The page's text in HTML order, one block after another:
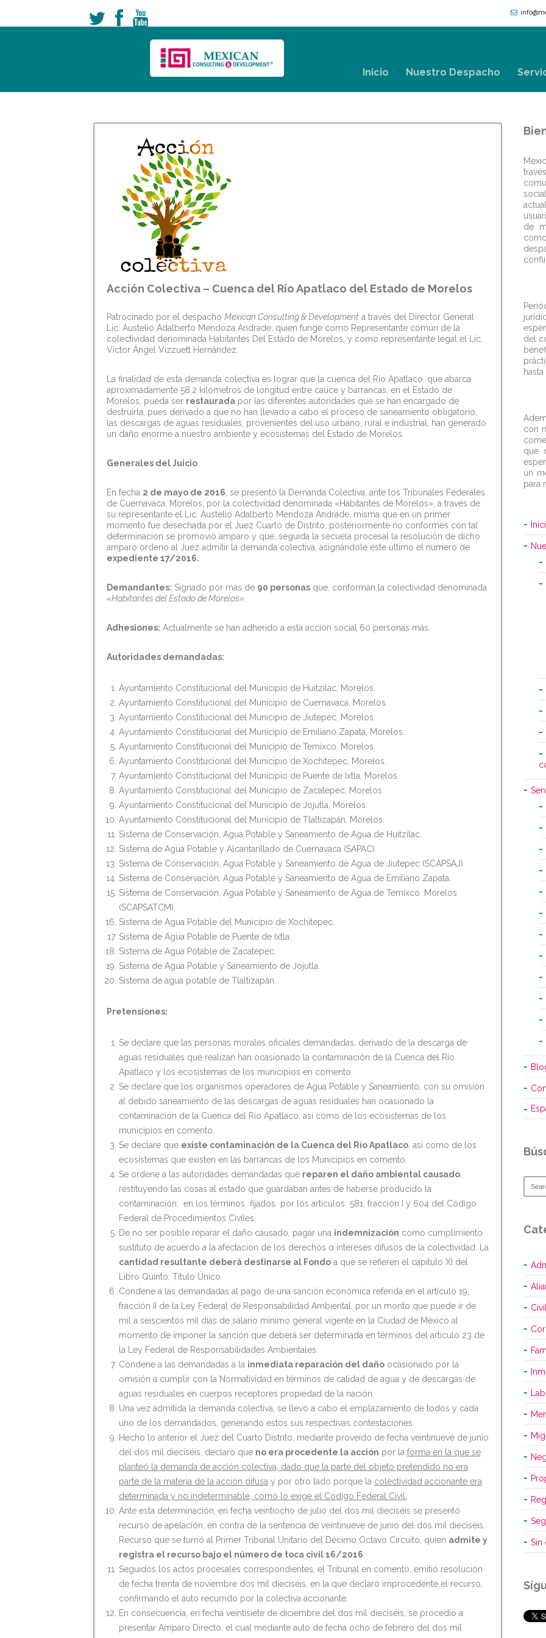
Inicio Nuestro Despacho
Acción Colectiva – Cuenca del Río Apatlaco del Estado de Morelos
Patrocinado por el despacho Mexican Consulting & Developmenta través del Director General
Lic. Austelio Adalberto Mendoza Andrade, quien funge como Representante común de la
colectividad denominada Habitantes Del Estado de Morelos, y como representante legal el Lic.
Víctor Ángel Vizzuett Hernández.
La finalidad de esta demanda colectiva es lograr que la cuenca del Río Apatlaco, que abarca
aproximadamente 58.2 kilómetros de longitud entre cauce y barrancas, en el Estado de
Morelos, pueda ser restauradapor las diferentes autoridades que se han encargado de
destruirla, pues derivado a que no han llevado a cabo el proceso de saneamiento obligatorio,
las descargas de aguas residuales, provenientes del uso urbano, rural e industrial, han generado
un daño enorme a nuestro ambiente y ecosistemas del Estado de Morelos.
Generales del Juicio
En fecha 2 de mayo de 2016 , se presentó la Demanda Colectiva, ante los Tribunales Federales
de Cuernavaca, Morelos, por la colectividad denominada «Habitantes de Morelos», a través de
su representante el Lic. Austelio Adalberto Mendoza Andrade, misma que en un primer
momento fue desechada por el Juez Cuarto de Distrito, posteriormente no conformes con tal
determinación se promovió amparo y que, seguida la secuela procesal la resolución de dicho
amparo ordenó al Juez admitir la demanda colectiva, asignándole este último el número de
expediente 17/2016.
Demandantes: Signado por más de 90 personasque, conforman la colectividad denominada
«Habitantes del Estado de Morelos»
Adhesiones: Actualmente se han adherido a esta acción social 60 personas más.
Autoridades demandadas:
Ayuntamiento Constitucional del Municipio de Huitzilac, Morelos.
Ayuntamiento Constitucional del Municipio de Cuernavaca, Morelos.
Ayuntamiento Constitucional del Municipio de Jiutepec, Morelos.
Ayuntamiento Constitucional del Municipio de Emiliano Zapata, Morelos.
Ayuntamiento Constitucional del Municipio de Temixco, Morelos.
Ayuntamiento Constitucional del Municipio de Xochitepec, Morelos.
Ayuntamiento Constitucional del Municipio de Puente de Ixtla, Morelos.
Ayuntamiento Constitucional del Municipio de Zacatepec, Morelos.
Ayuntamiento Constitucional del Municipio de Jojutla, Morelos.
Ayuntamiento Constitucional del Municipio de Tlaltizapán, Morelos.
Sistema de Conservación, Agua Potable y Saneamiento de Agua de Huitzilac.
Sistema de Agua Potable y Alcantarillado de Cuernavaca (SAPAC).
Sistema de Conservación, Agua Potable y Saneamiento de Agua de Jiutepec (SCAPSAJ).
Sistema de Conservación, Agua Potable y Saneamiento de Agua de Emiliano Zapata.
Sistema de Conservación, Agua Potable y Saneamiento de Agua de Temixco, Morelos
(SCAPSATCM).
Sistema de Agua Potable del Municipio de Xochitepec.
Sistema de Agua Potable de Puente de Ixtla.
Sistema de Agua Potable de Zacatepec.
Sistema de Agua Potable y Saneamiento de Jojutla.
Sistema de agua potable de Tlaltizapán.
Pretensiones:
Se declare que las personas morales oficiales demandadas, derivado de la descarga de
aguas residuales que realizan han ocasionado la contaminación de la Cuenca del Río
Apatlaco y los ecosistemas de los municipios en comento.
Se declare que los organismos operadores de Agua Potable y Saneamiento, con su omisión
al debido saneamiento de las descargas de aguas residuales han ocasionado la
contaminación de la Cuenca del Río Apatlaco, así como de los ecosistemas de los
municipios en comento.
Se declare que existe contaminación de la Cuenca del Río Apatlaco, así como de los
ecosistemas que existen en las barrancas de los Municipios en comento.
Se ordene a las autoridades demandadas que reparen el daño ambiental causado,
restituyendo las cosas al estado que guardaban antes de haberse producido la
contaminación, en los términos fijados por los artículos 581, fracción I y 604 del Código
Federal de Procedimientos Civiles.
De no ser posible reparar el daño causado, pagar una indemnización como cumplimiento
sustituto de acuerdo a la afectación de los derechos o intereses difusos de la colectividad. La
cantidad resultante deberá destinarse al Fondoa que se refieren el capítulo XI del
Libro Quinto, Título Único.
Condene a las demandadas al pago de una sanción económica referida en el artículo 19,
fracción II de la Ley Federal de Responsabilidad Ambiental, por un monto que puede ir de
mil a seiscientos mil días de salario mínimo general vigente en la Ciudad de México al
momento de imponer la sanción que deberá ser determinada en términos del artículo 23 de
la Ley Federal de Responsabilidades Ambientales.
Condene a las demandadas a la inmediata reparación del dañoocasionado por la
omisión a cumplir con la Normatividad en términos de calidad de agua y de descargas de
aguas residuales en cuerpos receptores propiedad de la nación.
Una vez admitida la demanda colectiva, se llevó a cabo el emplazamiento de todos y cada
uno de los demandados, generando estos sus respectivas contestaciones.
Hecho lo anterior el Juez del Cuarto Distrito, mediante proveído de fecha veintinueve de junio
del dos mil dieciséis, declaro que no era procedente la acción por la forma en la que se
planteó la demanda de acción colectiva, dado que la parte del objeto pretendido no era
parte de la materia de la acción difusa y por otro lado porque la colectividad accionante era
determinada y no indeterminable, como lo exige el Código Federal Civil.
Ante esta determinación, en fecha veintiocho de julio del dos mil dieciséis se presentó
recurso de apelación, en contra de la sentencia de veintinueve de junio del dos mil dieciséis.
Recurso que se turnó al Primer Tribunal Unitario del Décimo Octavo Circuito, quien admite y
registra el recurso bajo el número de toca civil 16/2016
Seguidos los actos procesales correspondientes, el Tribunal en comento, emitió resolución
de fecha treinta de noviembre dos mil dieciséis, en la que declaró improcedente el recurso,
confirmando el auto recurrido por la colectiva accionante.
En consecuencia, en fecha veintisiete de diciembre del dos mil dieciséis, se procedió a
presentar Amparo Directo, el cual mediante auto de fecha ocho de febrero del dos mil
de
del
con
que
un
para
Sin